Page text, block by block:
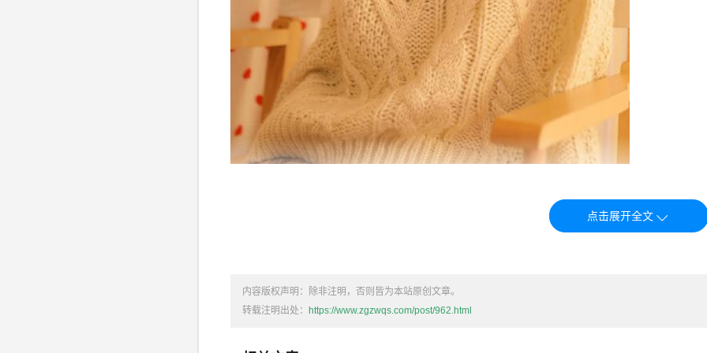
思，暗示春天的花朵和芳香终将会因为季节的更替而消失。
内容版权声明：除非注明，否则皆为本站原创文章。
转载注明出处：
https://www.zgzwqs.com/post/962.html